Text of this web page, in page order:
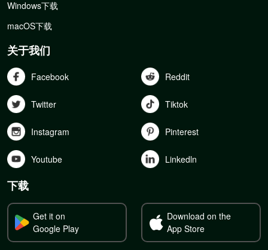
Windows下载
macOS下载
关于我们
Facebook Reddit
Twitter Tiktok
Instagram Pinterest
Youtube Linkedln
下载
Get it on
Google Play
Download on the
App Store